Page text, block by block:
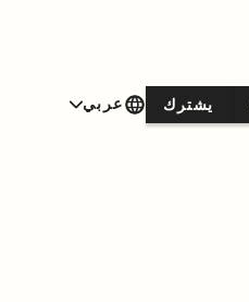
يشترك عربي